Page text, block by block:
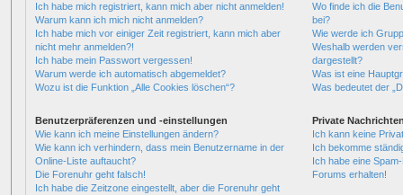
Ich habe mich registriert, kann mich aber nicht anmelden!
Warum kann ich mich nicht anmelden?
Ich habe mich vor einiger Zeit registriert, kann mich aber
nicht mehr anmelden?!
Ich habe mein Passwort vergessen!
Warum werde ich automatisch abgemeldet?
Wozu ist die Funktion „Alle Cookies löschen“?
Benutzerpräferenzen und -einstellungen
Wie kann ich meine Einstellungen ändern?
Wie kann ich verhindern, dass mein Benutzername in der
Online-Liste auftaucht?
Die Forenuhr geht falsch!
Ich habe die Zeitzone eingestellt, aber die Forenuhr geht
Wo finde ich die
bei?
Wie werde ich
Weshalb werden
dargestellt?
Was ist eine
Was bedeutet der
Private
Ich kann keine
Ich bekomme
Ich habe eine
Forums erhalten!